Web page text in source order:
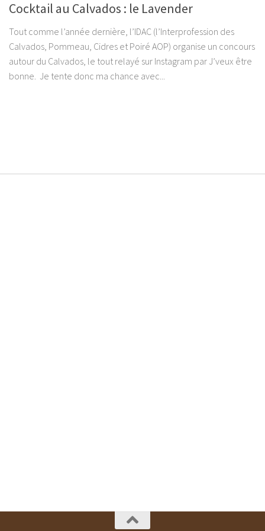
Cocktail au Calvados : le Lavender
Tout comme l’année dernière, l’IDAC (l’Interprofession des
Calvados, Pommeau, Cidres et Poiré AOP) organise un concours
autour du Calvados, le tout relayé sur Instagram par J’veux être
bonne. Je tente donc ma chance avec...